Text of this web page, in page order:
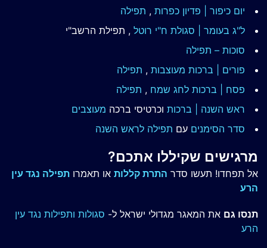
יום כיפור | פדיון כפרות , תפילה
ל"ג בעומר | סגולת ח"י רוטל , תפילת הרשב"י
סוכות – תפילה
פורים | ברכות מעוצבות , תפילה
פסח | ברכות לחג שמח , תפילה
ראש השנה | ברכות וכרטיסי ברכה מעוצבים
סדר הסימנים עם תפילה לראש השנה
מרגישים שקיללו אתכם?
אל תפחדו! תעשו סדר התרת קללות או תאמרו תפילה נגד עין
הרע
תנסו גם את המאגר מגדולי ישראל ל- סגולות ותפילות נגד עין
הרע